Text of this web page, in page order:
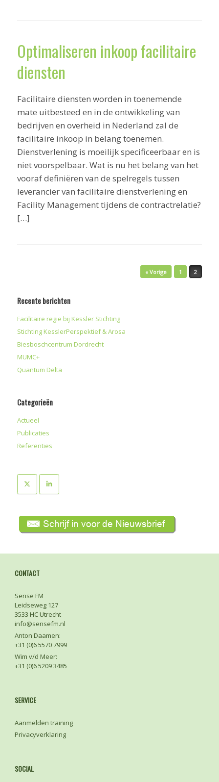
Optimaliseren inkoop facilitaire
diensten
Facilitaire diensten worden in toenemende
mate uitbesteed en in de ontwikkeling van
bedrijven en overheid in Nederland zal de
facilitaire inkoop in belang toenemen.
Dienstverlening is moeilijk specificeerbaar en is
niet voorspelbaar. Wat is nu het belang van het
vooraf definiëren van de spelregels tussen
leverancier van facilitaire dienstverlening en
Facility Management tijdens de contractrelatie?
[…]
« Vorige 1 2
Recente berichten
Facilitaire regie bij Kessler Stichting
Stichting KesslerPerspektief & Arosa
Biesboschcentrum Dordrecht
MUMC+
Quantum Delta
Categorieën
Actueel
Publicaties
Referenties
CONTACT
Sense FM
Leidseweg 127
3533 HC Utrecht
info@sensefm.nl
Anton Daamen:
+31 (0)6 5570 7999
Wim v/d Meer:
+31 (0)6 5209 3485
SERVICE
Aanmelden training
Privacyverklaring
SOCIAL